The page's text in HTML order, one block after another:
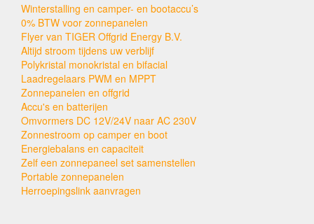
Winterstalling en camper- en bootaccu’s
0% BTW voor zonnepanelen
Flyer van TIGER Offgrid Energy B.V.
Altijd stroom tijdens uw verblijf
Polykristal monokristal en bifacial
Laadregelaars PWM en MPPT
Zonnepanelen en offgrid
Accu's en batterijen
Omvormers DC 12V/24V naar AC 230V
Zonnestroom op camper en boot
Energiebalans en capaciteit
Zelf een zonnepaneel set samenstellen
Portable zonnepanelen
Herroepingslink aanvragen